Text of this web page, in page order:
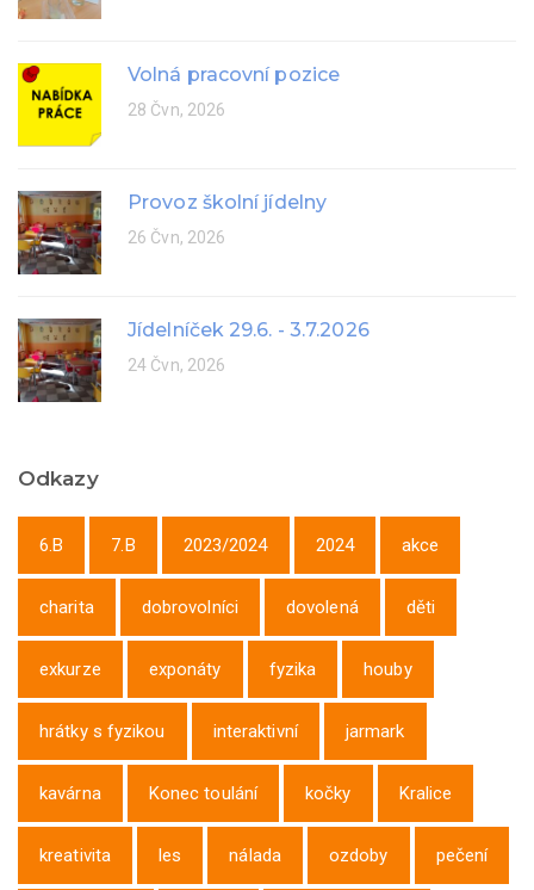
Volná pracovní pozice
28 Čvn, 2026
Provoz školní jídelny
26 Čvn, 2026
Jídelníček 29.6. - 3.7.2026
24 Čvn, 2026
Odkazy
6.B 7.B 2023/2024 2024 akce
charita dobrovolníci dovolená děti
exkurze exponáty fyzika houby
hrátky s fyzikou interaktivní jarmark
kavárna Konec toulání kočky Kralice
kreativita les nálada ozdoby pečení